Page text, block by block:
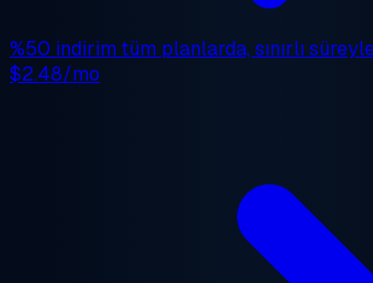
%50 indirim tüm planlarda, sınırlı
$2.48/mo